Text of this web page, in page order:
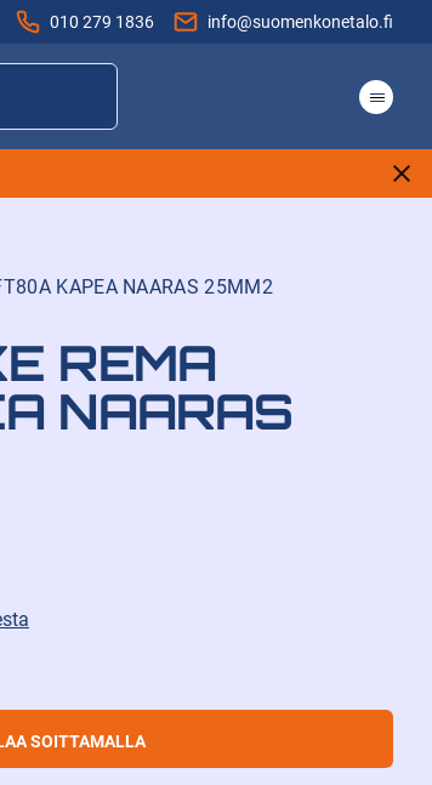
010 279 1836 info@suomenkonetalo.fi
KAPEA NAARAS 25MM2
REMA
NAARAS
SOITTAMALLA